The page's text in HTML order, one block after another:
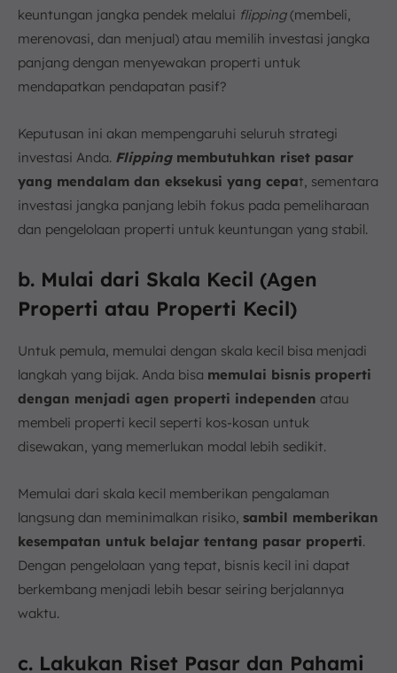
keuntungan jangka pendek melalui flipping(membeli,
merenovasi, dan menjual) atau memilih investasi jangka
panjang dengan menyewakan properti untuk
mendapatkan pendapatan pasif?
Keputusan ini akan mempengaruhi seluruh strategi
investasi Anda. Flippingmembutuhkan riset pasar
yang mendalam dan eksekusi yang cepat, sementara
investasi jangka panjang lebih fokus pada pemeliharaan
dan pengelolaan properti untuk keuntungan yang stabil.
b. Mulai dari Skala Kecil (Agen
Properti atau Properti Kecil)
Untuk pemula, memulai dengan skala kecil bisa menjadi
langkah yang bijak. Anda bisa memulai bisnis properti
dengan menjadi agen properti independen atau
membeli properti kecil seperti kos-kosan untuk
disewakan, yang memerlukan modal lebih sedikit.
Memulai dari skala kecil memberikan pengalaman
langsung dan meminimalkan risiko, sambil memberikan
kesempatan untuk belajar tentang pasar properti.
Dengan pengelolaan yang tepat, bisnis kecil ini dapat
berkembang menjadi lebih besar seiring berjalannya
waktu.
c. Lakukan Riset Pasar dan Pahami